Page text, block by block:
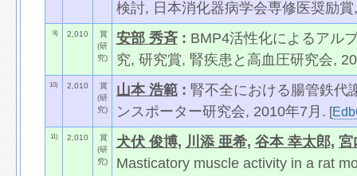
検討, 日本消化器病学会専修医奨励
9) 2,010
賞
(研
究)
安部 秀斉: BMP4活性化によるアル
究, 研究賞, 腎疾患と高血圧研究会,
10) 2,010
賞
(研
究)
山本 浩範: 腎不全における腸管鉄代
ンスポーター研究会, 2010年7月. [
11) 2,010
賞
(研
究)
犬伏 俊博, 川添 亜希, 谷本 幸太郎, 宮
Masticatory muscle activity in a rat